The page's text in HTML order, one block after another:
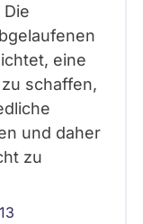
eine
schaffen,
und daher
zu